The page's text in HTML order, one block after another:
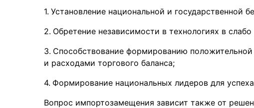
Установление национальной и государственной
Обретение независимости в технологиях в
Способствование формированию
и расходами торгового баланса;
Формирование национальных лидеров для
Вопрос импортозамещения зависит также от